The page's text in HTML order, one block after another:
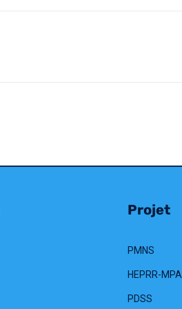
Projet
PMNS
HEPRR-MPA
PDSS